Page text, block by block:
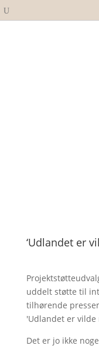
‘Udlandet er
uddelt støtte til
tilhørende
'Udlandet er vilde
Det er jo ikke